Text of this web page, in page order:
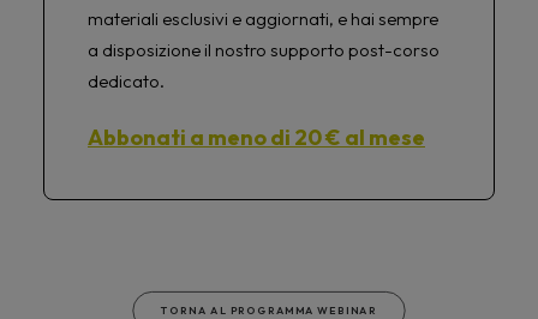
materiali esclusivi e aggiornati, e hai sempre
a disposizione il nostro supporto post-corso
dedicato.
Abbonati a meno di 20 € al mese
TORNA AL PROGRAMMA WEBINAR